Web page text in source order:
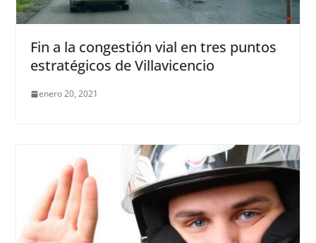
Fin a la congestión vial en tres puntos
estratégicos de Villavicencio
enero 20, 2021